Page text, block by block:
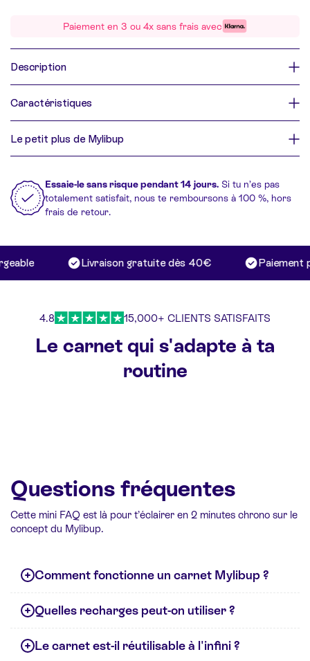
Paiement en 3 ou 4x sans frais avec
Description
Caractéristiques
Le petit plus de Mylibup
Essaie-le sans risque pendant 14 jours. Si tu n’es pas
totalement satisfait, nous te remboursons à 100 %, hors
frais de retour.
Livraison gratuite dès 40€ Paiement
4.8 15,000+ CLIENTS SATISFAITS
Le carnet qui s'adapte à ta
routine
Questions fréquentes
Cette mini FAQ est là pour t’éclairer en 2 minutes chrono sur le
concept du Mylibup.
Comment fonctionne un carnet Mylibup ?
Quelles recharges peut-on utiliser ?
Le carnet est-il réutilisable à l'infini ?